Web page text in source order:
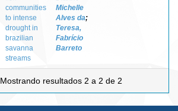
communities
to intense
drought in
brazilian
savanna
streams
Michelle
Alves da;
Teresa,
Fabrício
Barreto
Mostrando resultados 2 a 2 de 2